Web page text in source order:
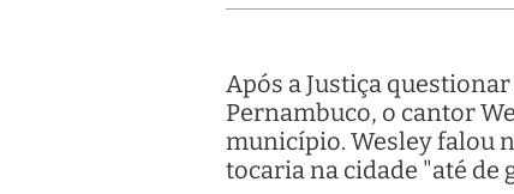
Após a Justiça questionar
Pernambuco, o cantor
município. Wesley falou
tocaria na cidade "até de